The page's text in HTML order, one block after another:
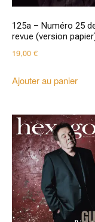
125a – Numéro 25
revue (version
19,00 €
Ajouter au panier